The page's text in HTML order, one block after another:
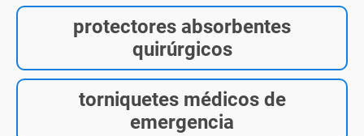
protectores absorbentes
quirúrgicos
torniquetes médicos de
emergencia